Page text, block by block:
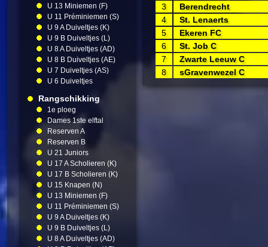
U 13 Miniemen (F)
U 11 Préminiemen (S)
U 9 A Duiveltjes (K)
U 9 B Duiveltjes (L)
U 8 A Duiveltjes (AD)
U 8 B Duiveltjes (AE)
U 7 Duiveltjes (AS)
U 6 Duiveltjes
Rangschikking
1e ploeg
Dames 1ste elftal
Reserven A
Reserven B
U 21 Juniors
U 17 A Scholieren (K)
U 17 B Scholieren (K)
U 15 Knapen (N)
U 13 Miniemen (F)
U 11 Préminiemen (S)
U 9 A Duiveltjes (K)
U 9 B Duiveltjes (L)
U 8 A Duiveltjes (AD)
3
Berendrecht
4
St. Lenaerts
5
Ekeren FC
6
St. Job C
7
Zwarte Leeuw C
8
sGravenwezel C